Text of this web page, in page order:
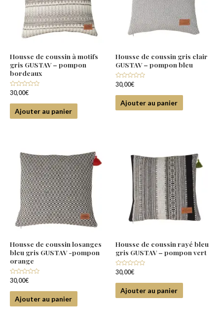
Housse de coussin à motifs
gris GUSTAV – pompon
bordeaux
Note
sur
30,00€
Ajouter au panier
Housse de coussin gris clair
GUSTAV – pompon bleu
Note
sur
30,00€
Ajouter au panier
Housse de coussin losanges
bleu gris GUSTAV -pompon
orange
Note
sur
30,00€
Ajouter au panier
Housse de coussin rayé bleu
gris GUSTAV – pompon vert
Note
sur
30,00€
Ajouter au panier